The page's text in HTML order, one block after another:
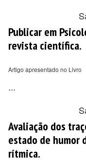
Publicar em
revista científica.
Artigo apresentado no Livro
...
Avaliação dos
estado de humor
rítmica.